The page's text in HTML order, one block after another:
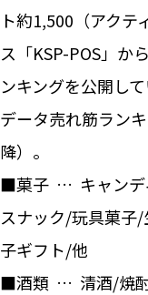
ト約1,500（アクテ
ス「KSP-POS」か
ンキングを公開し
データ売れ筋ラン
降）。
■菓子 … キャンデ
スナック/玩具菓子
子ギフト/他
■酒類 … 清酒/焼酎